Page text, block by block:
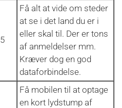
5
Få alt at vide om steder
at se i det land du er i
eller skal til. Der er tons
af anmeldelser mm.
Kræver dog en god
dataforbindelse.
Få mobilen til at optage
en kort lydstump af